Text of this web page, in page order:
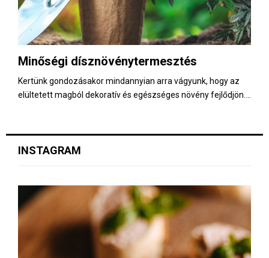
Minőségi dísznövénytermesztés
Kertünk gondozásakor mindannyian arra vágyunk, hogy az
elültetett magból dekoratív és egészséges növény fejlődjön....
INSTAGRAM